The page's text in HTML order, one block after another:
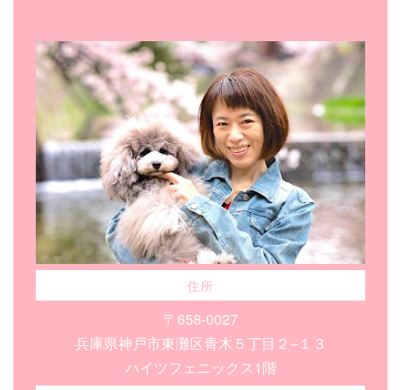
住所
〒658-0027
兵庫県神戸市東灘区青木５丁目２−１３
ハイツフェニックス1階